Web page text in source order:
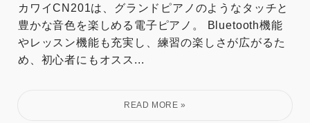
カワイCN201は、グランドピアノのようなタッチと
豊かな音色を楽しめる電子ピアノ。 Bluetooth機能
やレッスン機能も充実し、練習の楽しさが広がるた
め、初心者にもオスス...